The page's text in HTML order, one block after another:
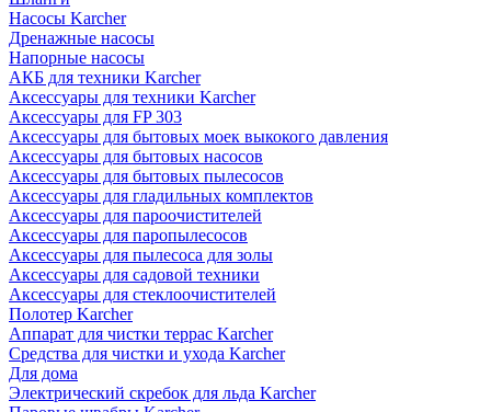
Насосы Karcher
Дренажные насосы
Напорные насосы
АКБ для техники Karcher
Аксессуары для техники Karcher
Аксессуары для FP 303
Аксессуары для бытовых моек выкокого давления
Аксессуары для бытовых насосов
Аксессуары для бытовых пылесосов
Аксессуары для гладильных комплектов
Аксессуары для пароочистителей
Аксессуары для паропылесосов
Аксессуары для пылесоса для золы
Аксессуары для садовой техники
Аксессуары для стеклоочистителей
Полотер Karcher
Аппарат для чистки террас Karcher
Средства для чистки и ухода Karcher
Для дома
Электрический скребок для льда Karcher